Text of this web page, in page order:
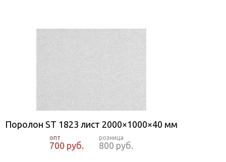
Поролон ST 1823 лист 2000×1000×40 мм
700 руб. 800 руб.